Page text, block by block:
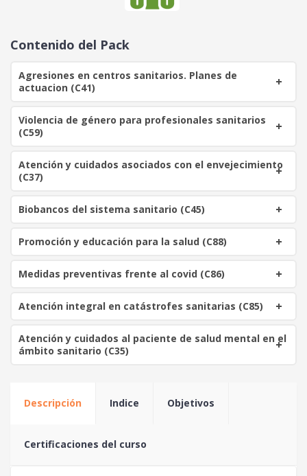
c
i
n
2
.
c
l
0
.
Contenido del Pack
Agresiones en centros sanitarios. Planes de
actuacion (C41)
Violencia de género para profesionales sanitarios
(C59)
Atención y cuidados asociados con el envejecimiento
(C37)
Biobancos del sistema sanitario (C45)
Promoción y educación para la salud (C88)
Medidas preventivas frente al covid (C86)
Atención integral en catástrofes sanitarias (C85)
Atención y cuidados al paciente de salud mental en el
ámbito sanitario (C35)
Descripción Indice Objetivos
Certificaciones del curso